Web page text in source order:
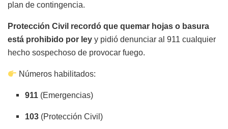
plan de contingencia.
Protección Civil recordó que quemar hojas o basura
está prohibido por ley y pidió denunciar al 911 cualquier
hecho sospechoso de provocar fuego.
Números habilitados:
911 (Emergencias)
103 (Protección Civil)